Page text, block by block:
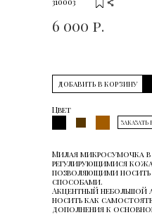
6 000 р.
ДОБАВИТЬ В КОРЗИНУ
Цвет
ЗАКАЗАТЬ
Милая микросумочка
регулирующимися
позволяющими носить
способами.
Акцентный небольшой
носить как
дополнения к